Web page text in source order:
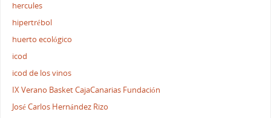
hercules
hipertrébol
huerto ecológico
icod
icod de los vinos
IX Verano Basket CajaCanarias Fundación
José Carlos Hernández Rizo